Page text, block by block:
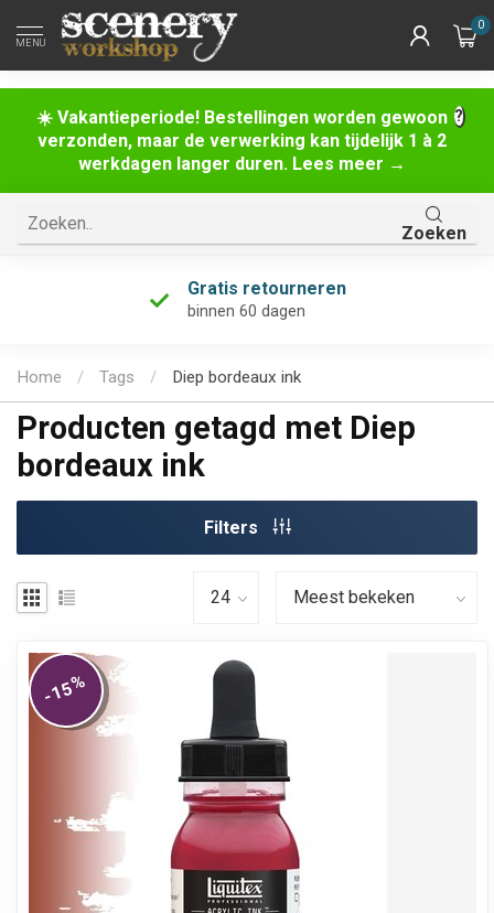
☀️ Vakantieperiode! Bestellingen worden gewoon
verzonden, maar de verwerking kan tijdelijk 1 à 2
werkdagen langer duren. Lees meer →
MENU
0
Zoeken
Gratis retourneren
binnen 60 dagen
Home / Tags / Diep bordeaux ink
Producten getagd met Diep
bordeaux ink
Filters
-15%